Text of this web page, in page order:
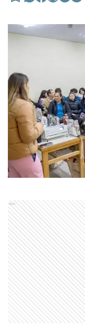
Ads